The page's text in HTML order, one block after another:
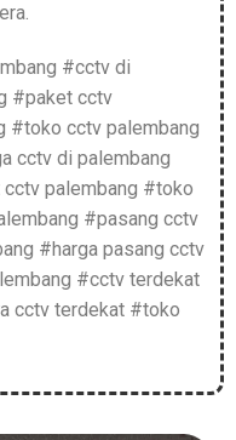
#cctv di
#paket cctv
#toko cctv palembang
cctv di palembang
palembang #toko
#pasang cctv
#harga pasang cctv
#cctv terdekat
cctv terdekat #toko